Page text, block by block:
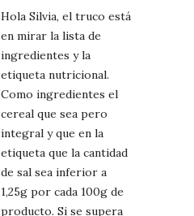
Hola Silvia, el truco está
en mirar la lista de
ingredientes y la
etiqueta nutricional.
Como ingredientes el
cereal que sea pero
integral y que en la
etiqueta que la cantidad
de sal sea inferior a
1,25g por cada 100g de
producto. Si se supera